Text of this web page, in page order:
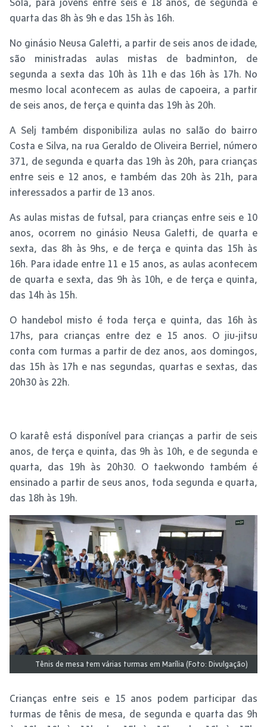
quarta das 8h às 9h e das 15h às 16h.
No ginásio Neusa Galetti, a partir de seis anos de idade,
são ministradas aulas mistas de badminton, de
segunda a sexta das 10h às 11h e das 16h às 17h. No
mesmo local acontecem as aulas de capoeira, a partir
de seis anos, de terça e quinta das 19h às 20h.
A Selj também disponibiliza aulas no salão do bairro
Costa e Silva, na rua Geraldo de Oliveira Berriel, número
371, de segunda e quarta das 19h às 20h, para crianças
entre seis e 12 anos, e também das 20h às 21h, para
interessados a partir de 13 anos.
As aulas mistas de futsal, para crianças entre seis e 10
anos, ocorrem no ginásio Neusa Galetti, de quarta e
sexta, das 8h às 9hs, e de terça e quinta das 15h às
16h. Para idade entre 11 e 15 anos, as aulas acontecem
de quarta e sexta, das 9h às 10h, e de terça e quinta,
das 14h às 15h.
O handebol misto é toda terça e quinta, das 16h às
17hs, para crianças entre dez e 15 anos. O jiu-jitsu
conta com turmas a partir de dez anos, aos domingos,
das 15h às 17h e nas segundas, quartas e sextas, das
20h30 às 22h.
O karatê está disponível para crianças a partir de seis
anos, de terça e quinta, das 9h às 10h, e de segunda e
quarta, das 19h às 20h30. O taekwondo também é
ensinado a partir de seus anos, toda segunda e quarta,
das 18h às 19h.
Tênis de mesa tem várias turmas em Marília (Foto: Divulgação)
Crianças entre seis e 15 anos podem participar das
turmas de tênis de mesa, de segunda e quarta das 9h